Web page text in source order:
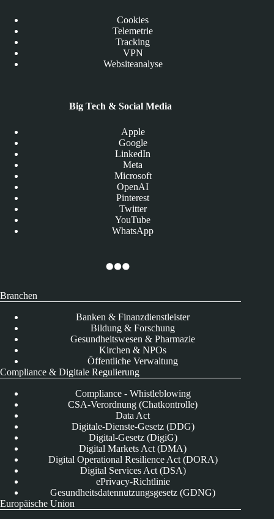
Cookies
Telemetrie
Tracking
VPN
Websiteanalyse
Big Tech & Social Media
Apple
Google
LinkedIn
Meta
Microsoft
OpenAI
Pinterest
Twitter
YouTube
WhatsApp
Branchen
Banken & Finanzdienstleister
Bildung & Forschung
Gesundheitswesen & Pharmazie
Kirchen & NPOs
Öffentliche Verwaltung
Compliance & Digitale Regulierung
Compliance - Whistleblowing
CSA-Verordnung (Chatkontrolle)
Data Act
Digitale-Dienste-Gesetz (DDG)
Digital-Gesetz (DigiG)
Digital Markets Act (DMA)
Digital Operational Resilience Act (DORA)
Digital Services Act (DSA)
ePrivacy-Richtlinie
Gesundheitsdatennutzungsgesetz (GDNG)
Europäische Union